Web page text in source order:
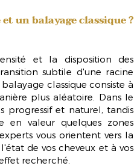
un balayage classique ?
et la disposition des
subtile d'une racine
classique consiste à
plus aléatoire. Dans le
progressif et naturel, tandis
en valeur quelques zones
vous orientent vers la
de vos cheveux et à vos
recherché.